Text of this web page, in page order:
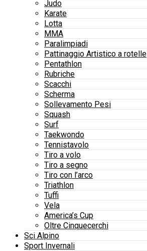
Judo
Karate
Lotta
MMA
Paralimpiadi
Pattinaggio Artistico a rotelle
Pentathlon
Rubriche
Scacchi
Scherma
Sollevamento Pesi
Squash
Surf
Taekwondo
Tennistavolo
Tiro a volo
Tiro a segno
Tiro con l’arco
Triathlon
Tuffi
Vela
America’s Cup
Oltre Cinquecerchi
Sci Alpino
Sport Invernali